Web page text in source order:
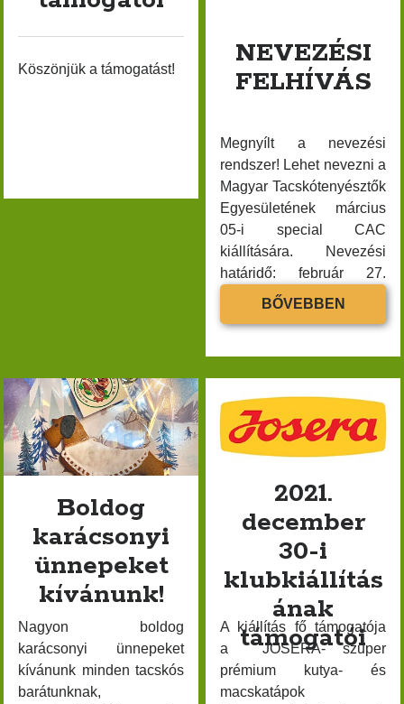
2024 február
2024 január
2023 szeptember
2022 február
2021 december
2021 november
2021 október
2021 augusztus
Köszönjük a támogatást!
NEVEZÉSI
FELHÍVÁS
Megnyílt a nevezési
rendszer! Lehet nevezni a
Magyar Tacskótenyésztők
Egyesületének március
05-i special CAC
kiállítására. Nevezési
határidő: február 27.
Online…
BŐVEBBEN
Boldog
karácsonyi
ünnepeket
kívánunk!
Nagyon boldog
karácsonyi ünnepeket
kívánunk minden tacskós
barátunknak,
A MTTE
2021.
december
30-i
klubkiállítás
ának
támogatói
A kiállítás fő támogatója
a JOSERA- szuper
prémium kutya- és
macskatápok